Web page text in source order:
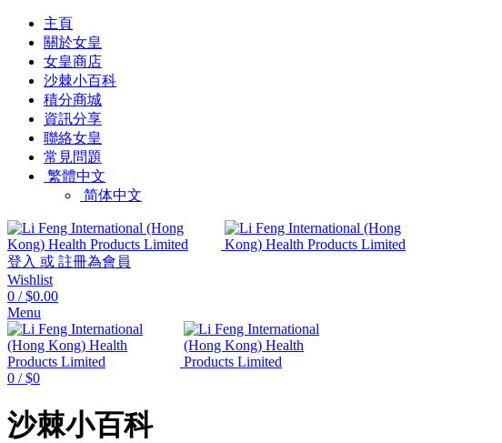
主頁
關於女皇
女皇商店
沙棘小百科
積分商城
資訊分享
聯絡女皇
常見問題
繁體中文
简体中文
登入 或 註冊為會員
Wishlist
0 / $0.00
Menu
0 / $0
沙棘小百科